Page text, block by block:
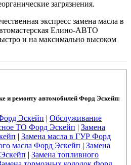
загрязнения.
экспресс замена масла в
Елино-АВТО
и на максимально высоком
и ремонту автомобилей Форд Эскейп:
Эскейп | Обслуживание
ТО Форд Эскейп | Замена
| Замена масла в ГУР Форд
масла Форд Эскейп | Замена
| Замена топливного